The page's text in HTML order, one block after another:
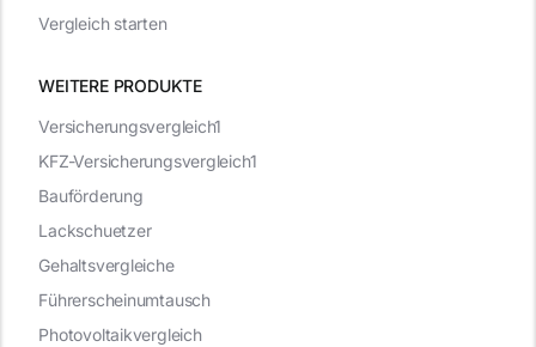
WEITERE PRODUKTE
Versicherungsvergleich1
KFZ-Versicherungsvergleich1
Bauförderung
Lackschuetzer
Gehaltsvergleiche
Führerscheinumtausch
Photovoltaikvergleich
Vergleich starten